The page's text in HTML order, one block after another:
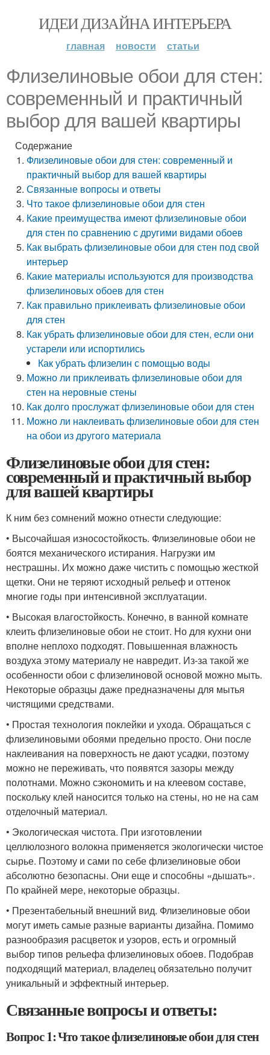
ИДЕИ ДИЗАЙНА ИНТЕРЬЕРА
главная новости статьи
Флизелиновые обои для стен:
современный и практичный
выбор для вашей квартиры
Содержание
Флизелиновые обои для стен: современный и
практичный выбор для вашей квартиры
Связанные вопросы и ответы
Что такое флизелиновые обои для стен
Какие преимущества имеют флизелиновые обои
для стен по сравнению с другими видами обоев
Как выбрать флизелиновые обои для стен под свой
интерьер
Какие материалы используются для производства
флизелиновых обоев для стен
Как правильно приклеивать флизелиновые обои
для стен
Как убрать флизелиновые обои для стен, если они
устарели или испортились
Как убрать флизелин с помощью воды
Можно ли приклеивать флизелиновые обои для
стен на неровные стены
Как долго прослужат флизелиновые обои для стен
Можно ли наклеивать флизелиновые обои для стен
на обои из другого материала
Флизелиновые обои для стен:
современный и практичный выбор
для вашей квартиры
К ним без сомнений можно отнести следующие:
• Высочайшая износостойкость. Флизелиновые обои не
боятся механического истирания. Нагрузки им
нестрашны. Их можно даже чистить с помощью жесткой
щетки. Они не теряют исходный рельеф и оттенок
многие годы при интенсивной эксплуатации.
• Высокая влагостойкость. Конечно, в ванной комнате
клеить флизелиновые обои не стоит. Но для кухни они
вполне неплохо подходят. Повышенная влажность
воздуха этому материалу не навредит. Из-за такой же
особенности обои с флизелиновой основой можно мыть.
Некоторые образцы даже предназначены для мытья
чистящими средствами.
• Простая технология поклейки и ухода. Обращаться с
флизелиновыми обоями предельно просто. Они после
наклеивания на поверхность не дают усадки, поэтому
можно не переживать, что появятся зазоры между
полотнами. Можно сэкономить и на клеевом составе,
поскольку клей наносится только на стены, но не на сам
отделочный материал.
• Экологическая чистота. При изготовлении
целлюлозного волокна применяется экологически чистое
сырье. Поэтому и сами по себе флизелиновые обои
абсолютно безопасны. Они еще и способны «дышать».
По крайней мере, некоторые образцы.
• Презентабельный внешний вид. Флизелиновые обои
могут иметь самые разные варианты дизайна. Помимо
разнообразия расцветок и узоров, есть и огромный
выбор типов рельефа флизелиновых обоев. Подобрав
подходящий материал, владелец обязательно получит
уникальный и эффектный интерьер.
Связанные вопросы и ответы:
Вопрос 1: Что такое флизелиновые обои для стен